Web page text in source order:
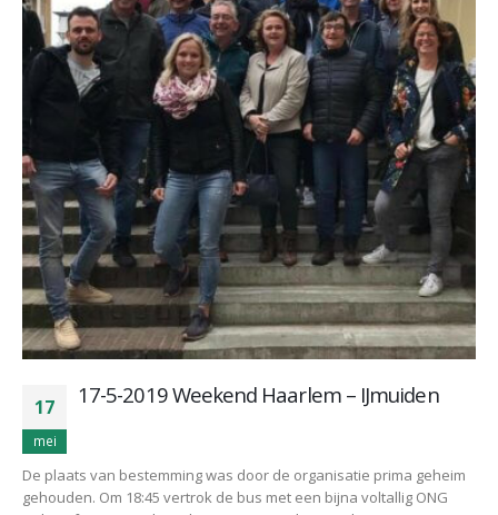
17
mei
17-5-2019 Weekend Haarlem – IJmuiden
De plaats van bestemming was door de organisatie prima geheim
gehouden. Om 18:45 vertrok de bus met een bijna voltallig ONG